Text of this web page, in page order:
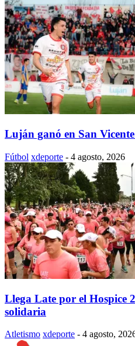
Luján ganó en San
Fútbol xdeporte - 4 agosto, 2026
Llega Late por el Hospice
solidaria
Atletismo xdeporte - 4 agosto,